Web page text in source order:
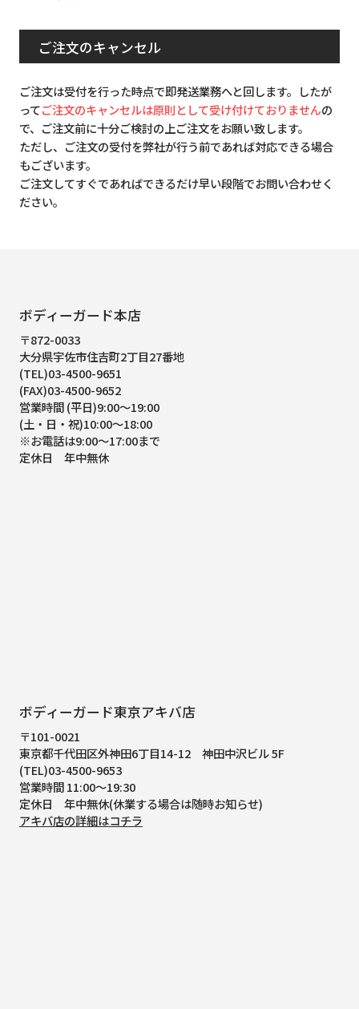
ご注文のキャンセル
ご注文は受付を行った時点で即発送業務へと回します。したが
ってご注文のキャンセルは原則として受け付けておりませんの
で、ご注文前に十分ご検討の上ご注文をお願い致します。
ただし、ご注文の受付を弊社が行う前であれば対応できる場合
もございます。
ご注文してすぐであればできるだけ早い段階でお問い合わせく
ださい。
ボディーガード本店
〒872-0033
大分県宇佐市住吉町2丁目27番地
(TEL)03-4500-9651
(FAX)03-4500-9652
営業時間 (平日)9:00～19:00
(土・日・祝)10:00～18:00
※お電話は9:00～17:00まで
定休日 年中無休
ボディーガード東京アキバ店
〒101-0021
東京都千代田区外神田6丁目14-12 神田中沢ビル 5F
(TEL)03-4500-9653
営業時間 11:00～19:30
定休日 年中無休(休業する場合は随時お知らせ)
アキバ店の詳細はコチラ